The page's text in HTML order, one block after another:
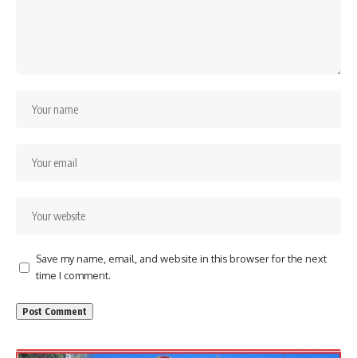
Save my name, email, and website in this browser for the next
time I comment.